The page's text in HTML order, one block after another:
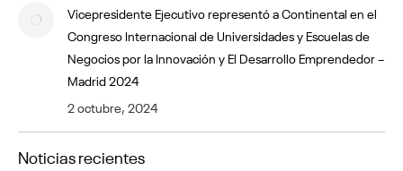
Vicepresidente Ejecutivo representó a Continental en el
Congreso Internacional de Universidades y Escuelas de
Negocios por la Innovación y El Desarrollo Emprendedor –
Madrid 2024
2 octubre, 2024
Noticias recientes